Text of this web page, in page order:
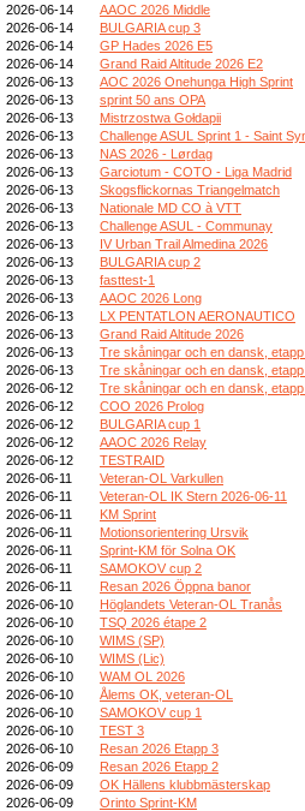
2026-06-14
AAOC 2026 Middle
2026-06-14
BULGARIA cup 3
2026-06-14
GP Hades 2026 E5
2026-06-14
Grand Raid Altitude 2026 E2
2026-06-13
AOC 2026 Onehunga High Sprint
2026-06-13
sprint 50 ans OPA
2026-06-13
Mistrzostwa Gołdapii
2026-06-13
Challenge ASUL Sprint 1 - Saint
2026-06-13
NAS 2026 - Lørdag
2026-06-13
Garciotum - COTO - Liga Madrid
2026-06-13
Skogsflickornas Triangelmatch
2026-06-13
Nationale MD CO à VTT
2026-06-13
Challenge ASUL - Communay
2026-06-13
IV Urban Trail Almedina 2026
2026-06-13
BULGARIA cup 2
2026-06-13
fasttest-1
2026-06-13
AAOC 2026 Long
2026-06-13
LX PENTATLON AERONAUTICO
2026-06-13
Grand Raid Altitude 2026
2026-06-13
Tre skåningar och en dansk,
2026-06-13
Tre skåningar och en dansk,
2026-06-12
Tre skåningar och en dansk, etapp
2026-06-12
COO 2026 Prolog
2026-06-12
BULGARIA cup 1
2026-06-12
AAOC 2026 Relay
2026-06-12
TESTRAID
2026-06-11
Veteran-OL Varkullen
2026-06-11
Veteran-OL IK Stern 2026-06-11
2026-06-11
KM Sprint
2026-06-11
Motionsorientering Ursvik
2026-06-11
Sprint-KM för Solna OK
2026-06-11
SAMOKOV cup 2
2026-06-11
Resan 2026 Öppna banor
2026-06-10
Höglandets Veteran-OL Tranås
2026-06-10
TSQ 2026 étape 2
2026-06-10
WIMS (SP)
2026-06-10
WIMS (Lic)
2026-06-10
WAM OL 2026
2026-06-10
Ålems OK, veteran-OL
2026-06-10
SAMOKOV cup 1
2026-06-10
TEST 3
2026-06-10
Resan 2026 Etapp 3
2026-06-09
Resan 2026 Etapp 2
2026-06-09
OK Hällens klubbmästerskap
2026-06-09
Orinto Sprint-KM